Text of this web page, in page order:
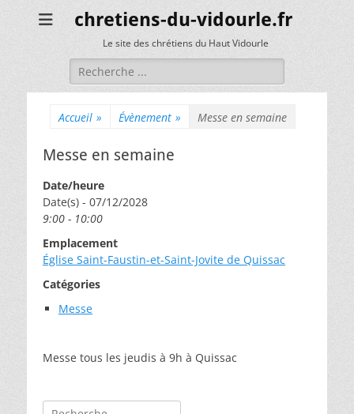
chretiens-du-vidourle.fr
Le site des chrétiens du Haut Vidourle
Rechercher :
Accueil » Évènement » Messe en semaine
Messe en semaine
Date/heure
Date(s) - 07/12/2028
9:00 - 10:00
Emplacement
Église Saint-Faustin-et-Saint-Jovite de Quissac
Catégories
Messe
Messe tous les jeudis à 9h à Quissac
Rechercher :